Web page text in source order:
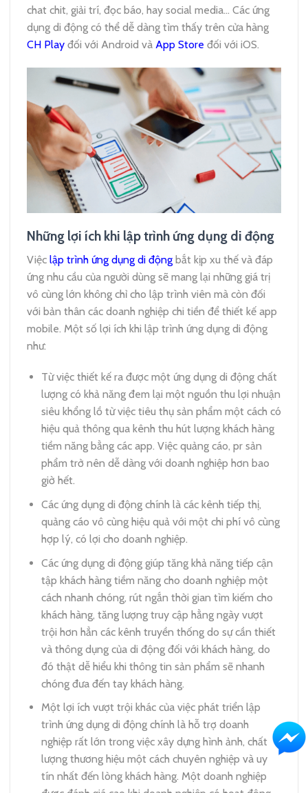
chat chit, giải trí, đọc báo, hay social media… Các ứng
dụng di động có thể dễ dàng tìm thấy trên cửa hàng
CH Play đối với Android và App Store đối với iOS.
Những lợi ích khi lập trình ứng dụng di động
Việc lập trình ứng dụng di động bắt kịp xu thế và đáp
ứng nhu cầu của người dùng sẽ mang lại những giá trị
vô cùng lớn không chỉ cho lập trình viên mà còn đối
với bản thân các doanh nghiệp chi tiền để thiết kế app
mobile. Một số lợi ích khi lập trình ứng dụng di động
như:
Từ việc thiết kế ra được một ứng dụng di động chất
lượng có khả năng đem lại một nguồn thu lợi nhuận
siêu khổng lồ từ việc tiêu thụ sản phẩm một cách có
hiệu quả thông qua kênh thu hút lượng khách hàng
tiềm năng bằng các app. Việc quảng cáo, pr sản
phẩm trở nên dễ dàng với doanh nghiệp hơn bao
giờ hết.
Các ứng dụng di động chính là các kênh tiếp thị,
quảng cáo vô cùng hiệu quả với một chi phí vô cùng
hợp lý, có lợi cho doanh nghiệp.
Các ứng dụng di động giúp tăng khả năng tiếp cận
tập khách hàng tiềm năng cho doanh nghiệp một
cách nhanh chóng, rút ngắn thời gian tìm kiếm cho
khách hàng, tăng lượng truy cập hằng ngày vượt
trội hơn hẳn các kênh truyền thống do sự cần thiết
và thông dụng của di động đối với khách hàng, do
đó thật dễ hiểu khi thông tin sản phẩm sẽ nhanh
chóng đưa đến tay khách hàng.
Một lợi ích vượt trội khác của việc phát triển lập
trình ứng dụng di động chính là hỗ trợ doanh
nghiệp rất lớn trong việc xây dựng hình ảnh, chất
lượng thương hiệu một cách chuyên nghiệp và uy
tín nhất đến lòng khách hàng. Một doanh nghiệp